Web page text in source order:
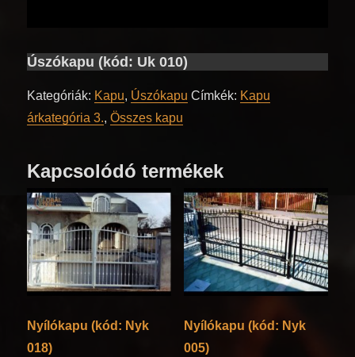
Úszókapu (kód: Uk 010)
Kategóriák: Kapu, Úszókapu Címkék: Kapu
árkategória 3.,Összes kapu
Kapcsolódó termékek
Nyílókapu (kód: Nyk
018)
Nyílókapu (kód: Nyk
005)